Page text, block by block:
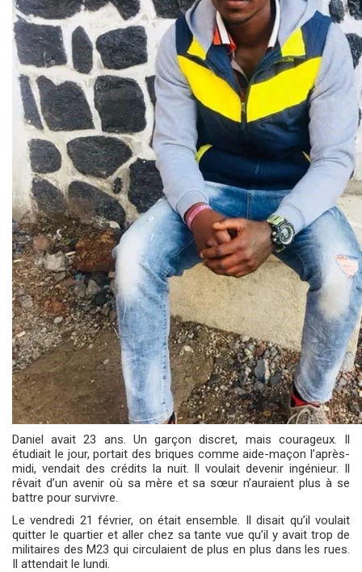
Daniel avait 23 ans. Un garçon discret, mais courageux. Il
étudiait le jour, portait des briques comme aide-maçon l’après-
midi, vendait des crédits la nuit. Il voulait devenir ingénieur. Il
rêvait d’un avenir où sa mère et sa sœur n’auraient plus à se
battre pour survivre.
Le vendredi 21 février, on était ensemble. Il disait qu’il voulait
quitter le quartier et aller chez sa tante vue qu’il y avait trop de
militaires des M23 qui circulaient de plus en plus dans les rues.
Il attendait le lundi.